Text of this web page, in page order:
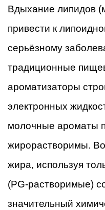
Вдыхание липидов
привести к
серьёзному
традиционные
ароматизаторы
электронных
молочные ароматы
жирорастворимы.
жира, используя
(PG-растворимые)
значительный